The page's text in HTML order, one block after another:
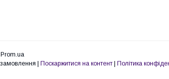
Prom.ua
Гуртова та роздрібна торгівля чоловічим і жіночим одягом від "Roskoff design".Пошиття під замовлення | Поскаржитися на контент | Політика